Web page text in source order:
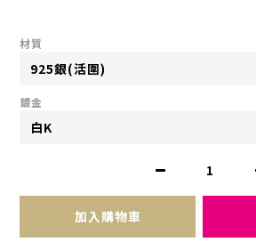
材質
鍍金
加入購物車